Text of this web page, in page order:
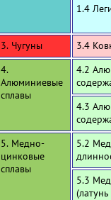
1.4
3. Чугуны
3.4
4.
Алюминиевые
сплавы
4.2
4.3
5. Медно-
цинковые
сплавы
5.2
5.3